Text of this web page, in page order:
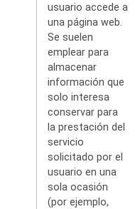
usuario accede a
una página web.
Se suelen
emplear para
almacenar
información que
solo interesa
conservar para
la prestación del
servicio
solicitado por el
usuario en una
sola ocasión
(por ejemplo,